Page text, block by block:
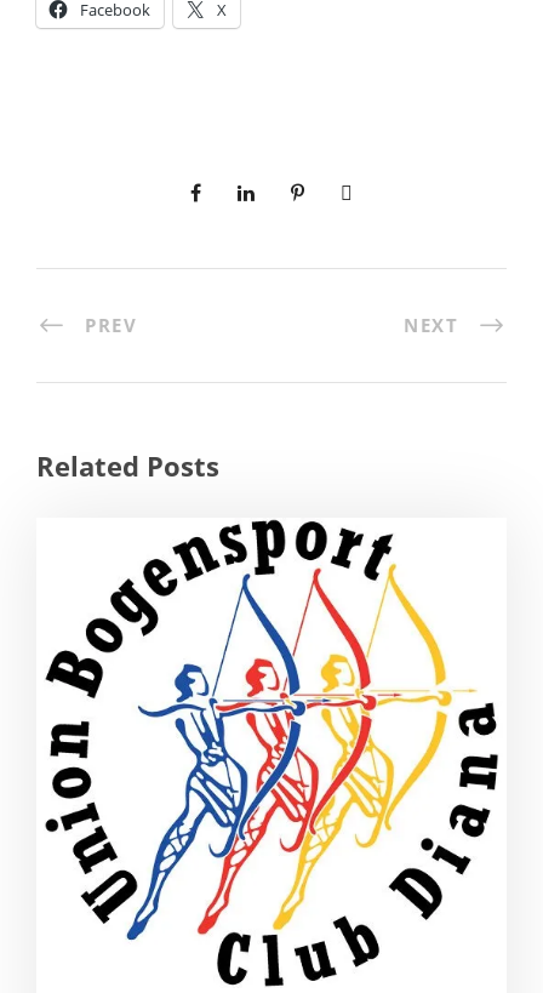
Facebook X
PREV NEXT
Related Posts